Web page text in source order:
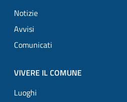
Notizie
Avvisi
Comunicati
VIVERE IL COMUNE
Luoghi